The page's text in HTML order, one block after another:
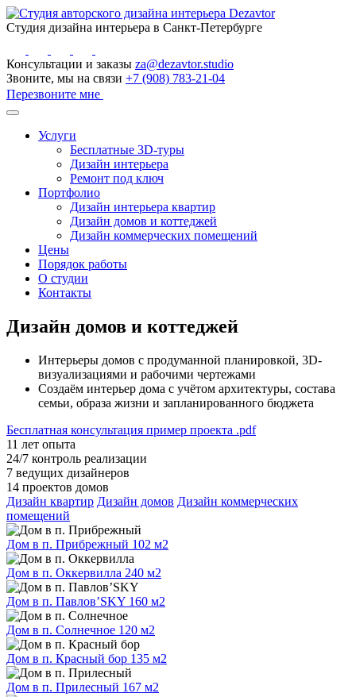
Студия дизайна интерьера в Санкт-Петербурге
Консультации и заказы za@dezavtor.studio
Звоните, мы на связи +7 (908) 783-21-04
Перезвоните мне
Услуги
Бесплатные 3D-туры
Дизайн интерьера
Ремонт под ключ
Портфолио
Дизайн интерьера квартир
Дизайн домов и коттеджей
Дизайн коммерческих помещений
Цены
Порядок работы
О студии
Контакты
Дизайн домов и коттеджей
Интерьеры домов с продуманной планировкой, 3D-
визуализациями и рабочими чертежами
Создаём интерьер дома с учётом архитектуры, состава
семьи, образа жизни и запланированного бюджета
Бесплатная консультация пример проекта .pdf
11 лет опыта
24/7 контроль реализации
7 ведущих дизайнеров
14 проектов домов
Дизайн квартир Дизайн домов Дизайн коммерческих
помещений
Дом в п. Прибрежный 102 м2
Дом в п. Оккервилла 240 м2
Дом в п. Павлов’SKY 160 м2
Дом в п. Солнечное 120 м2
Дом в п. Красный бор 135 м2
Дом в п. Прилесный 167 м2